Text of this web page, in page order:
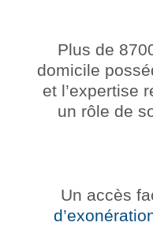
Plus de
domicile
et l’expertise
un rôle de
Un accès